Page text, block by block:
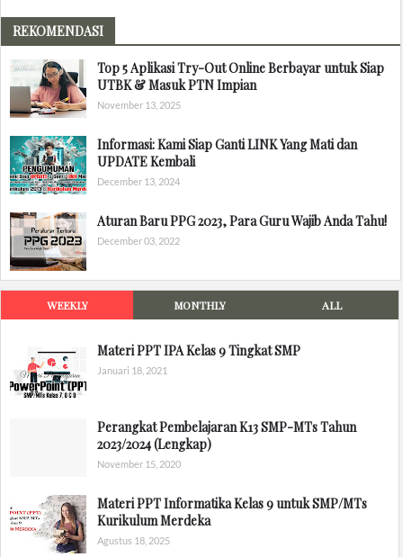
REKOMENDASI
Top 5 Aplikasi Try-Out Online Berbayar untuk Siap
UTBK & Masuk PTN Impian
November 13, 2025
Informasi: Kami Siap Ganti LINK Yang Mati dan
UPDATE Kembali
December 13, 2024
Aturan Baru PPG 2023, Para Guru Wajib Anda Tahu!
December 03, 2022
WEEKLY MONTHLY ALL
Materi PPT IPA Kelas 9 Tingkat SMP
Januari 18, 2021
Perangkat Pembelajaran K13 SMP-MTs Tahun
2023/2024 (Lengkap)
November 15, 2020
Materi PPT Informatika Kelas 9 untuk SMP/MTs
Kurikulum Merdeka
Agustus 18, 2025